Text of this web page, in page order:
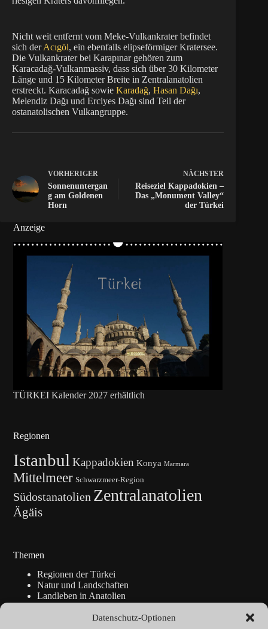
Datenschutz-Optionen
Nicht weit entfernt vom Meke-Vulkankrater befindet
sich derAcıgöl, ein ebenfalls elipseförmiger Kratersee.
Die Vulkankrater bei Karapınar gehören zum
Karacadağ-Vulkanmassiv, dass sich über 30 Kilometer
Länge und 15 Kilometer Breite in Zentralanatolien
erstreckt. Karacadağ sowie Karadağ, Hasan Dağı,
Melendiz Dağı und Erciyes Dağı sind Teil der
ostanatolischen Vulkangruppe.
VORHERIGER
Sonnenuntergan
g am Goldenen
Horn
NÄCHSTER
Reiseziel Kappadokien –
Das „Monument Valley“
der Türkei
Anzeige
TÜRKEI Kalender 2027 erhältlich
Regionen
Istanbul Kappadokien Konya Marmara
Mittelmeer Schwarzmeer-Region
Südostanatolien Zentralanatolien
Ägäis
Themen
Regionen der Türkei
Natur und Landschaften
Landleben in Anatolien